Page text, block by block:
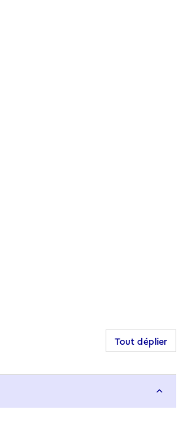
Tout déplier